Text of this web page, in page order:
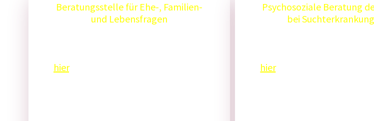
Beratungsstelle für Ehe-, Familien-
und Lebensfragen
hier.
Psychosoziale Beratung
bei
hier.